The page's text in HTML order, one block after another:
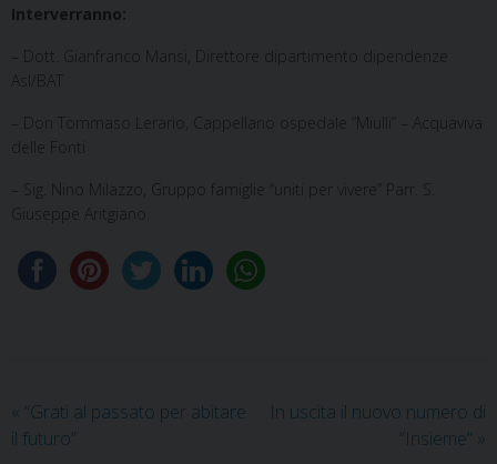
Interverranno:
– Dott. Gianfranco Mansi, Direttore dipartimento dipendenze
Asl/BAT
– Don Tommaso Lerario, Cappellano ospedale “Miulli” – Acquaviva
delle Fonti
– Sig. Nino Milazzo, Gruppo famiglie “uniti per vivere” Parr. S.
Giuseppe Aritgiano.
« “Grati al passato per abitare
il futuro”
In uscita il nuovo numero di
“Insieme” »